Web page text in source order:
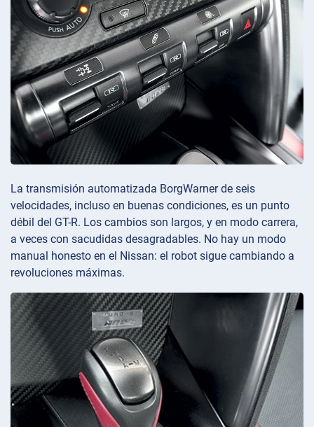
La transmisión automatizada BorgWarner de seis
velocidades, incluso en buenas condiciones, es un punto
débil del GT-R. Los cambios son largos, y en modo carrera,
a veces con sacudidas desagradables. No hay un modo
manual honesto en el Nissan: el robot sigue cambiando a
revoluciones máximas.